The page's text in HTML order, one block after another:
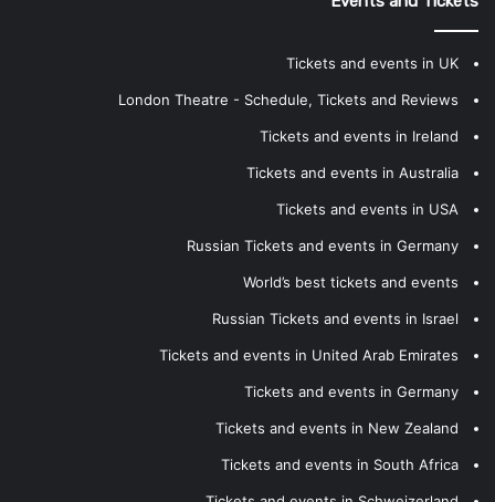
Tickets and events in UK
London Theatre - Schedule, Tickets and Reviews
Tickets and events in Ireland
Tickets and events in Australia
Tickets and events in USA
Russian Tickets and events in Germany
World’s best tickets and events
Russian Tickets and events in Israel
Tickets and events in United Arab Emirates
Tickets and events in Germany
Tickets and events in New Zealand
Tickets and events in South Africa